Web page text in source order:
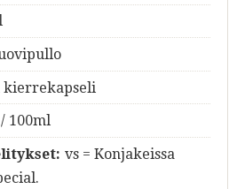
100ml
vs = Konjakeissa